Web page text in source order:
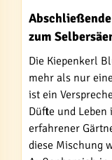
zum
Die Kiepenkerl
mehr als nur
ist ein
Düfte und Leben
erfahrener
diese Mischung